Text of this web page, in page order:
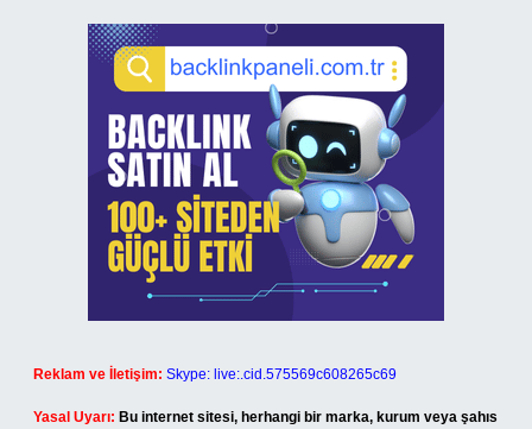
Reklam ve İletişim: Skype: live:.cid.575569c608265c69
Yasal Uyarı: Bu internet sitesi, herhangi bir marka, kurum veya şahıs